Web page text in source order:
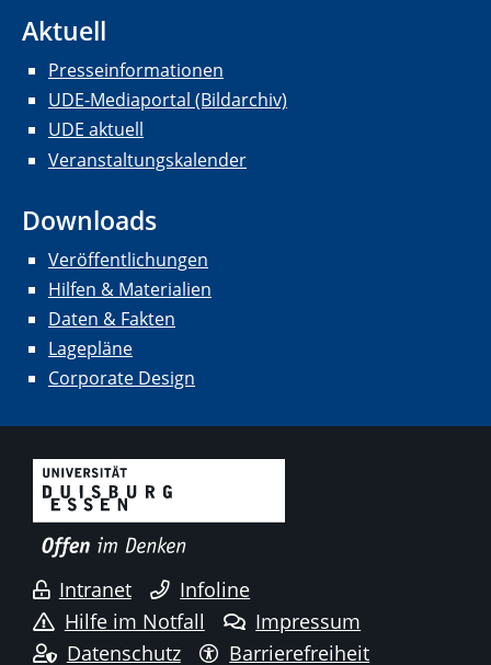
Aktuell
Presseinformationen
UDE-Mediaportal (Bildarchiv)
UDE aktuell
Veranstaltungskalender
Downloads
Veröffentlichungen
Hilfen & Materialien
Daten & Fakten
Lagepläne
Corporate Design
Intranet
Infoline
Hilfe im Notfall
Impressum
Datenschutz
Barrierefreiheit